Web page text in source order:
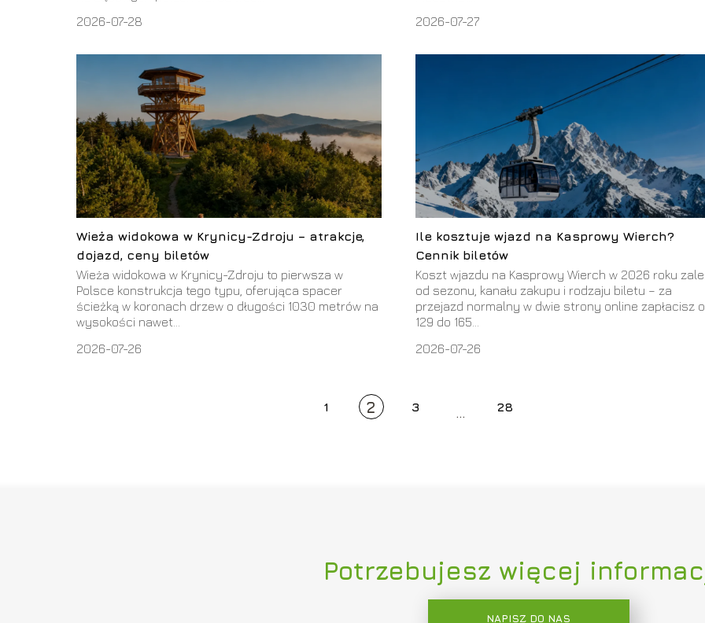
2026-07-28
2026-07-27
Wieża widokowa w Krynicy-Zdroju – atrakcje,
dojazd, ceny biletów
Wieża widokowa w Krynicy-Zdroju to pierwsza w
Polsce konstrukcja tego typu, oferująca spacer
ścieżką w koronach drzew o długości 1030 metrów na
wysokości nawet...
2026-07-26
Ile kosztuje wjazd na Kasprowy Wierch?
Cennik biletów
Koszt wjazdu na Kasprowy Wierch w 2026 roku
od sezonu, kanału zakupu i rodzaju biletu – za
przejazd normalny w dwie strony online zapłacisz
129 do 165...
2026-07-26
1 2 3 ... 28
Potrzebujesz więcej
NAPISZ DO NAS